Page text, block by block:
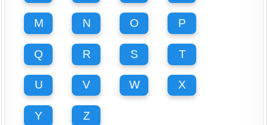
M N O P
Q R S T
U V W X
Y Z